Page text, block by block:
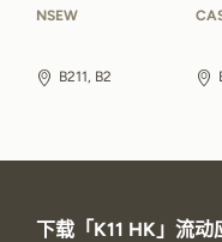
NSEW
B211, B2
下载「K11 HK」流动